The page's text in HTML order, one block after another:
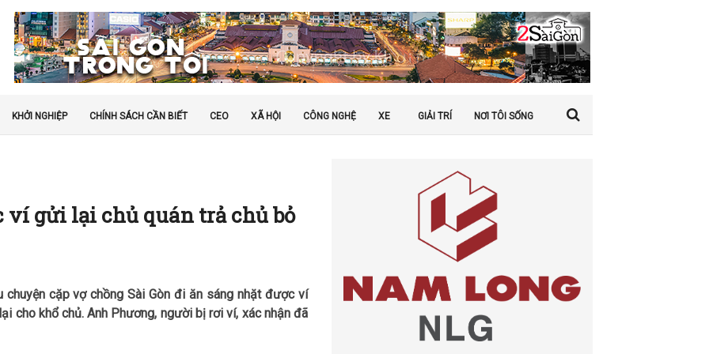
KHỞI NGHIỆP CHÍNH SÁCH CẦN BIẾT CEO XÃ HỘI CÔNG NGHỆ XE GIẢI TRÍ NƠI TÔI SỐNG
ví gửi lại chủ quán trả chủ bỏ
chuyện cặp vợ chồng Sài Gòn đi ăn sáng nhặt được ví
cho khổ chủ. Anh Phương, người bị rơi ví, xác nhận đã